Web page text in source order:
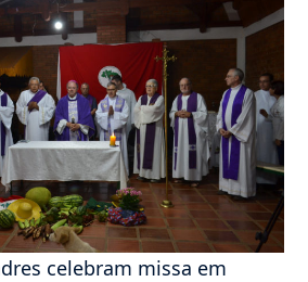
celebram missa em